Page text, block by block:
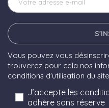
Vous pouvez vous
trouverez pour cela nos
conditions d'utilisation du
J’accepte les
adhère sans réserve